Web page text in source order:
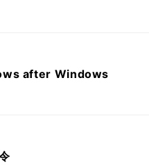
after Windows